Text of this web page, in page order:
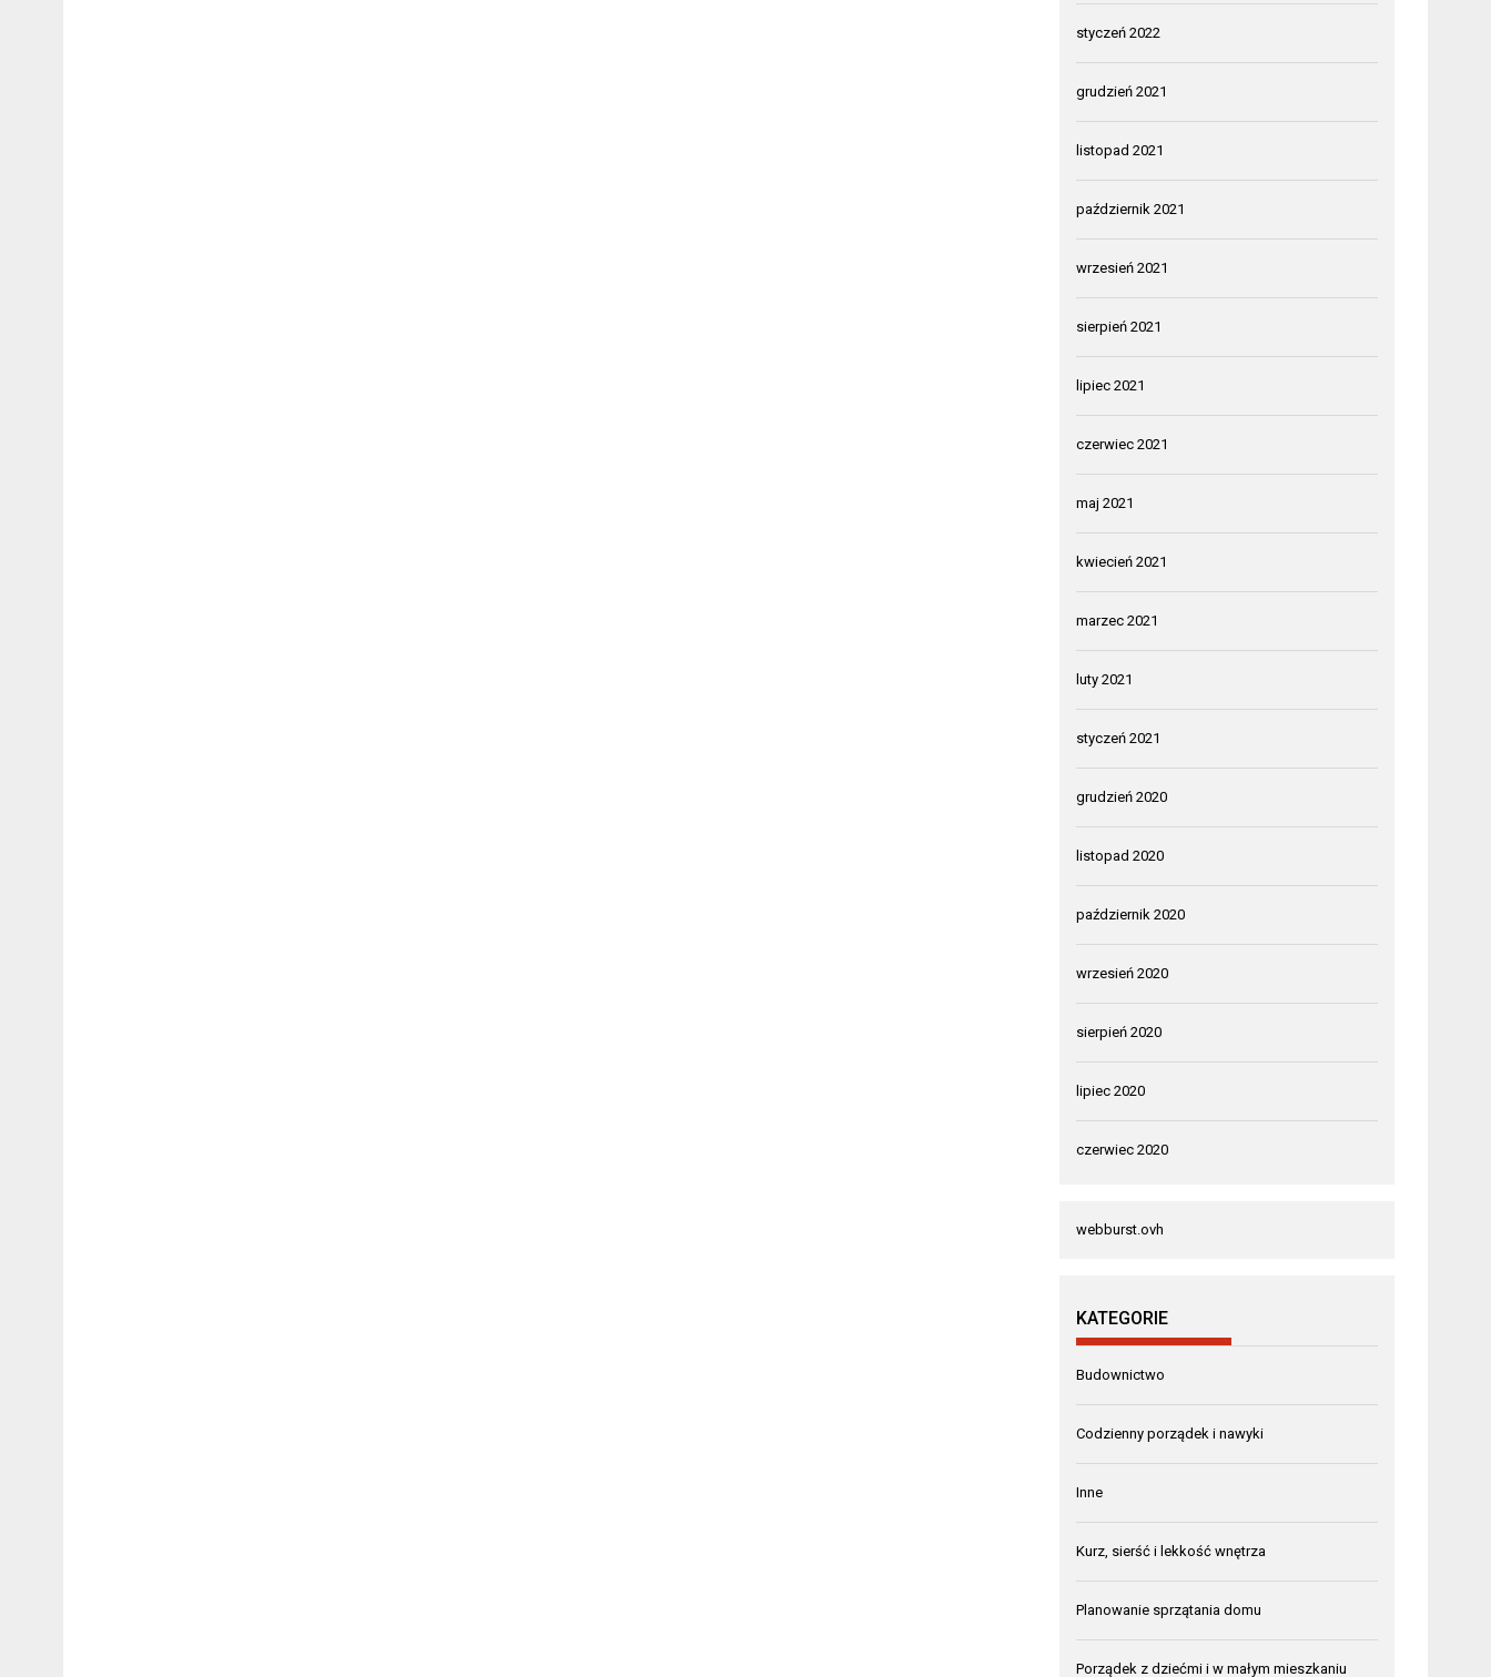
styczeń 2022
grudzień 2021
listopad 2021
październik 2021
wrzesień 2021
sierpień 2021
lipiec 2021
czerwiec 2021
maj 2021
kwiecień 2021
marzec 2021
luty 2021
styczeń 2021
grudzień 2020
listopad 2020
październik 2020
wrzesień 2020
sierpień 2020
lipiec 2020
czerwiec 2020
webburst.ovh
KATEGORIE
Budownictwo
Codzienny porządek i nawyki
Inne
Kurz, sierść i lekkość wnętrza
Planowanie sprzątania domu
Porządek z dziećmi i w małym mieszkaniu